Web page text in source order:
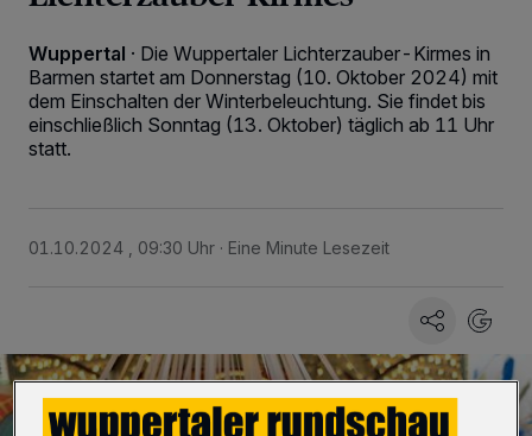
Wuppertal · Die Wuppertaler Lichterzauber-Kirmes in
Barmen startet am Donnerstag (10. Oktober 2024) mit
dem Einschalten der Winterbeleuchtung. Sie findet bis
einschließlich Sonntag (13. Oktober) täglich ab 11 Uhr
statt.
01.10.2024 , 09:30 Uhr Eine Minute Lesezeit